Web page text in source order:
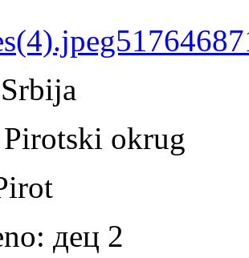
Srbija
Pirotski okrug
дец 2